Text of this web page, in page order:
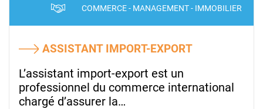
ASSISTANT IMPORT-EXPORT
COMMERCE - MANAGEMENT - IMMOBILIER
L’assistant import-export est un
professionnel du commerce international
chargé d’assurer la…